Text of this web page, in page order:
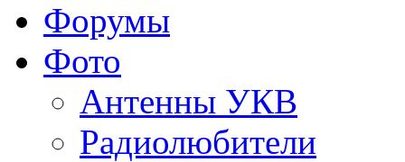
Форумы
Фото
Антенны УКВ
Радиолюбители